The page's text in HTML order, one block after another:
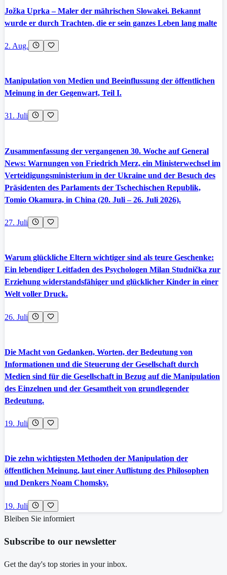
Jožka Uprka – Maler der mährischen Slowakei. Bekannt
wurde er durch Trachten, die er sein ganzes Leben lang malte
2. Aug.
Manipulation von Medien und Beeinflussung der öffentlichen
Meinung in der Gegenwart, Teil I.
31. Juli
Zusammenfassung der vergangenen 30. Woche auf General
News: Warnungen von Friedrich Merz, ein Ministerwechsel im
Verteidigungsministerium in der Ukraine und der Besuch des
Präsidenten des Parlaments der Tschechischen Republik,
Tomio Okamura, in China (20. Juli – 26. Juli 2026).
27. Juli
Warum glückliche Eltern wichtiger sind als teure Geschenke:
Ein lebendiger Leitfaden des Psychologen Milan Studnička zur
Erziehung widerstandsfähiger und glücklicher Kinder in einer
Welt voller Druck.
26. Juli
Die Macht von Gedanken, Worten, der Bedeutung von
Informationen und die Steuerung der Gesellschaft durch
Medien sind für die Gesellschaft in Bezug auf die Manipulation
des Einzelnen und der Gesamtheit von grundlegender
Bedeutung.
19. Juli
Die zehn wichtigsten Methoden der Manipulation der
öffentlichen Meinung, laut einer Auflistung des Philosophen
und Denkers Noam Chomsky.
19. Juli
Bleiben Sie informiert
Subscribe to our newsletter
Get the day's top stories in your inbox.